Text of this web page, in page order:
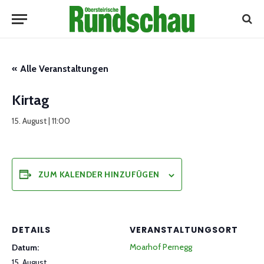
« Alle Veranstaltungen
Kirtag
15. August | 11:00
ZUM KALENDER HINZUFÜGEN
DETAILS
Datum:
VERANSTALTUNGSORT
Moarhof Pernegg